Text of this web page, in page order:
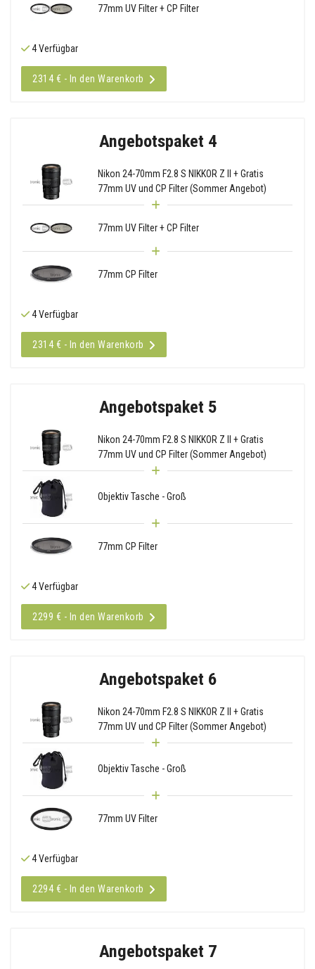
77mm UV Filter + CP Filter
4 Verfügbar
2314 € - In den Warenkorb
Angebotspaket 4
Nikon 24-70mm F2.8 S NIKKOR Z II + Gratis
77mm UV und CP Filter (Sommer Angebot)
77mm UV Filter + CP Filter
77mm CP Filter
4 Verfügbar
2314 € - In den Warenkorb
Angebotspaket 5
Nikon 24-70mm F2.8 S NIKKOR Z II + Gratis
77mm UV und CP Filter (Sommer Angebot)
Objektiv Tasche - Groß
77mm CP Filter
4 Verfügbar
2299 € - In den Warenkorb
Angebotspaket 6
Nikon 24-70mm F2.8 S NIKKOR Z II + Gratis
77mm UV und CP Filter (Sommer Angebot)
Objektiv Tasche - Groß
77mm UV Filter
4 Verfügbar
2294 € - In den Warenkorb
Angebotspaket 7